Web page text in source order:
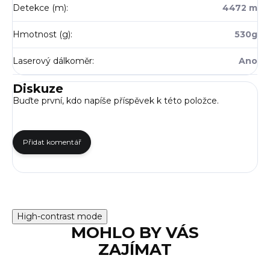
Detekce (m): 4472 m
Hmotnost (g): 530g
Laserový dálkoměr: Ano
Diskuze
Buďte první, kdo napíše příspěvek k této položce.
Přidat komentář
High-contrast mode
MOHLO BY VÁS
ZAJÍMAT